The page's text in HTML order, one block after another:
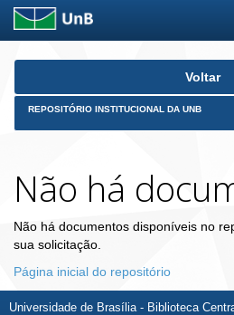
Skip
Voltar
REPOSITÓRIO INSTITUCIONAL DA UNB
Não há
Não há documentos disponíveis no
sua solicitação.
Página inicial do repositório
Universidade de Brasília - Biblioteca